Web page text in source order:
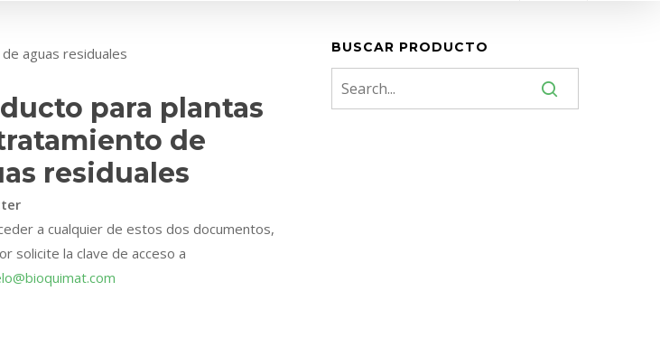
aguas residuales
para plantas
de
residuales
a cualquier de estos dos documentos,
solicite la clave de acceso a
BUSCAR PRODUCTO